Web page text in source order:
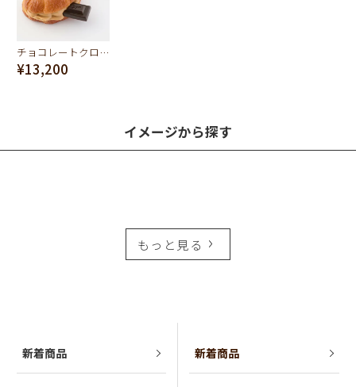
チョコレートクロワッサン スイーツサンド バッグチャーム
¥13,200
イメージから探す
もっと見る
新着商品 新着商品